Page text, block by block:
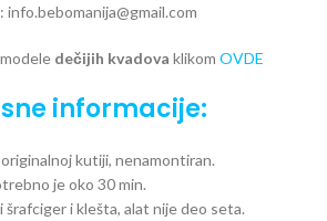
info.bebomanija@gmail.com
dečijih kvadova klikom OVDE
informacije:
kutiji, nenamontiran.
je oko 30 min.
i klešta, alat nije deo seta.